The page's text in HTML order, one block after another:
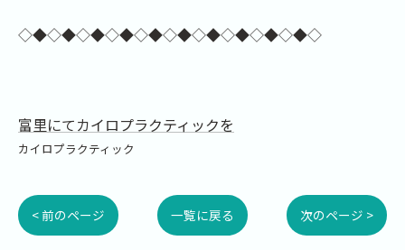
◇◆◇◆◇◆◇◆◇◆◇◆◇◆◇◆◇◆◇◆◇
富里にてカイロプラクティックを
カイロプラクティック
< 前のページ 一覧に戻る 次のページ >